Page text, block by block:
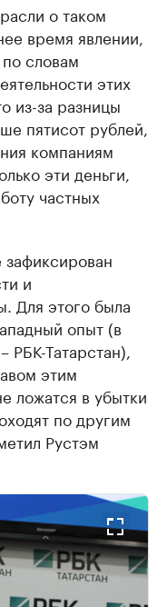
о таком
время явлении,
словам
этих
из-за разницы
пятисот рублей,
компаниям
эти деньги,
частных
зафиксирован
и
Для этого была
опыт (в
РБК-Татарстан),
этим
ложатся в убытки
по другим
Рустэм